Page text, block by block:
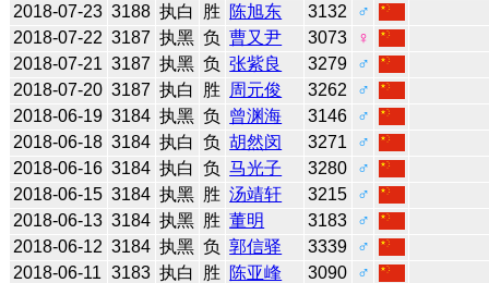
2018-07-23 3188 执白 胜 陈旭东 3132
♂
2018-07-22 3187 执黑 负 曹又尹 3073
♀
2018-07-21 3187 执黑 负 张紫良 3279
♂
2018-07-20 3187 执白 胜 周元俊 3262
♂
2018-06-19 3184 执黑 负 曾渊海 3146
♂
2018-06-18 3184 执白 负 胡然闵 3271
♂
2018-06-16 3184 执白 负 马光子 3280
♂
2018-06-15 3184 执黑 胜 汤靖轩 3215
♂
2018-06-13 3184 执黑 胜 董明 3183
♂
2018-06-12 3184 执黑 负 郭信驿 3339
♂
2018-06-11 3183 执白 胜 陈亚峰 3090
♂